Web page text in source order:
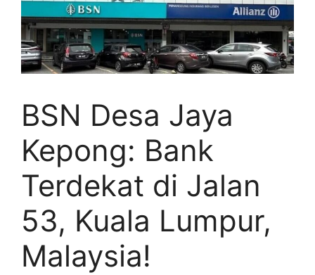
BSN Desa Jaya
Kepong: Bank
Terdekat di Jalan
53, Kuala Lumpur,
Malaysia!